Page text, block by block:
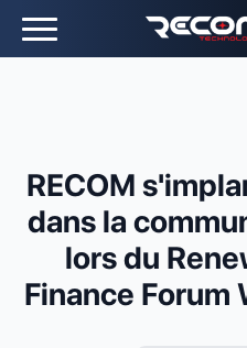
RECOM
dans la
lors du
Finance Forum